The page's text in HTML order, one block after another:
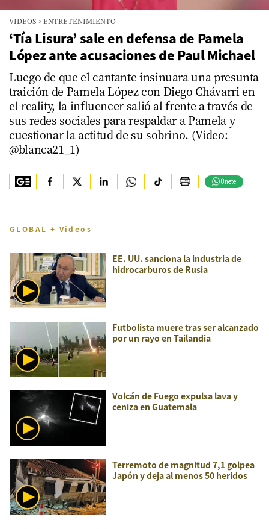
VIDEOS >ENTRETENIMIENTO
‘Tía Lisura’ sale en defensa de Pamela
López ante acusaciones de Paul Michael
Luego de que el cantante insinuara una presunta
traición de Pamela López con Diego Chávarri en
el reality, la influencer salió al frente a través de
sus redes sociales para respaldar a Pamela y
cuestionar la actitud de su sobrino. (Video:
@blanca21_1)
Únete
GLOBAL + Videos
EE. UU. sanciona la industria de
hidrocarburos de Rusia
Futbolista muere tras ser alcanzado
por un rayo en Tailandia
Volcán de Fuego expulsa lava y
ceniza en Guatemala
Terremoto de magnitud 7,1 golpea
Japón y deja al menos 50 heridos